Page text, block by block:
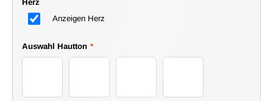
Herz
Anzeigen Herz
Auswahl Hautton *